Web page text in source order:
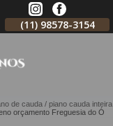
(11) 98578-3154
de cauda
piano cauda inteira
orçamento Freguesia do Ó